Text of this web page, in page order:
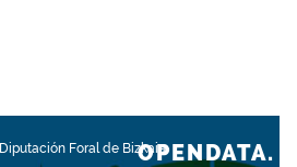
Diputación Foral de BizkaiaOPENDATA.